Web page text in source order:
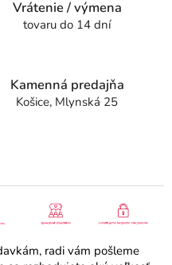
Vrátenie / výmena
tovaru do 14 dní
Kamenná predajňa
Košice, Mlynská 25
radi vám pošleme